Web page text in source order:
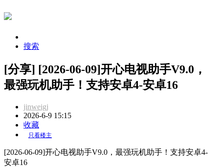
搜索
[分享] [2026-06-09]开心电视助手V9.0，
最强玩机助手！支持安卓4-安卓16
jinweigj
2026-6-9 15:15
收藏
只看楼主
[2026-06-09]开心电视助手V9.0，最强玩机助手！支持安卓4-
安卓16